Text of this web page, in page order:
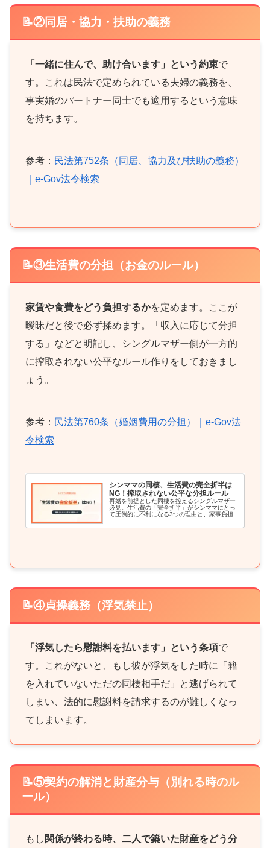
📝②同居・協力・扶助の義務
「一緒に住んで、助け合います」という約束で
す。これは民法で定められている夫婦の義務を、
事実婚のパートナー同士でも適用するという意味
を持ちます。
参考： 民法第752条（同居、協力及び扶助の義務）
｜e-Gov法令検索
📝③生活費の分担（お金のルール）
家賃や食費をどう負担するかを定めます。ここが
曖昧だと後で必ず揉めます。「収入に応じて分担
する」などと明記し、シングルマザー側が一方的
に搾取されない公平なルール作りをしておきまし
ょう。
参考： 民法第760条（婚姻費用の分担）｜e-Gov法
令検索
シンママの同棲、生活費の完全折半は
NG！搾取されない公平な分担ルール
再婚を前提とした同棲を控えるシングルマザー
必見。生活費の「完全折半」がシンママにとっ
て圧倒的に不利になる3つの理由と、家事負担を
停止するリスクや、子どもの費用の正しい切り
📝④貞操義務（浮気禁止）
「浮気したら慰謝料を払います」という条項で
す。これがないと、もし彼が浮気をした時に「籍
を入れていないただの同棲相手だ」と逃げられて
しまい、法的に慰謝料を請求するのが難しくなっ
てしまいます。
📝⑤契約の解消と財産分与（別れる時のル
ール）
もし 関係が終わる時、二人で築いた財産をどう分